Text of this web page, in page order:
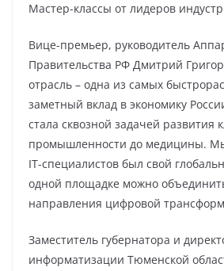
Мастер-классы от лидеров
Вице-премьер, руководитель
Правительства РФ Дмитрий
отрасль – одна из самых
заметный вклад в экономику
стала сквозной задачей развития
промышленности до медицины.
IT-специалистов был свой
одной площадке можно
направления цифровой
Заместитель губернатора и
информатизации Тюменской